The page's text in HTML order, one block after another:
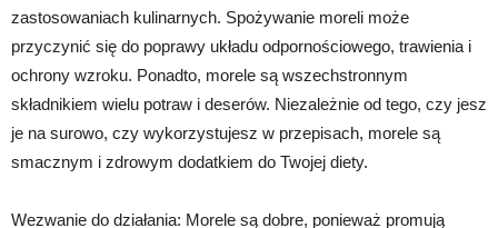
zastosowaniach kulinarnych. Spożywanie moreli może
przyczynić się do poprawy układu odpornościowego, trawienia i
ochrony wzroku. Ponadto, morele są wszechstronnym
składnikiem wielu potraw i deserów. Niezależnie od tego, czy jesz
je na surowo, czy wykorzystujesz w przepisach, morele są
smacznym i zdrowym dodatkiem do Twojej diety.
Wezwanie do działania: Morele są dobre, ponieważ promują